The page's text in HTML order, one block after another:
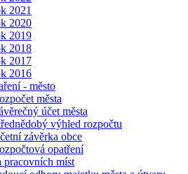
2021
2020
2019
2018
2017
2016
- město
města
účet města
výhled rozpočtu
závěrka obce
opatření
pracovních míst